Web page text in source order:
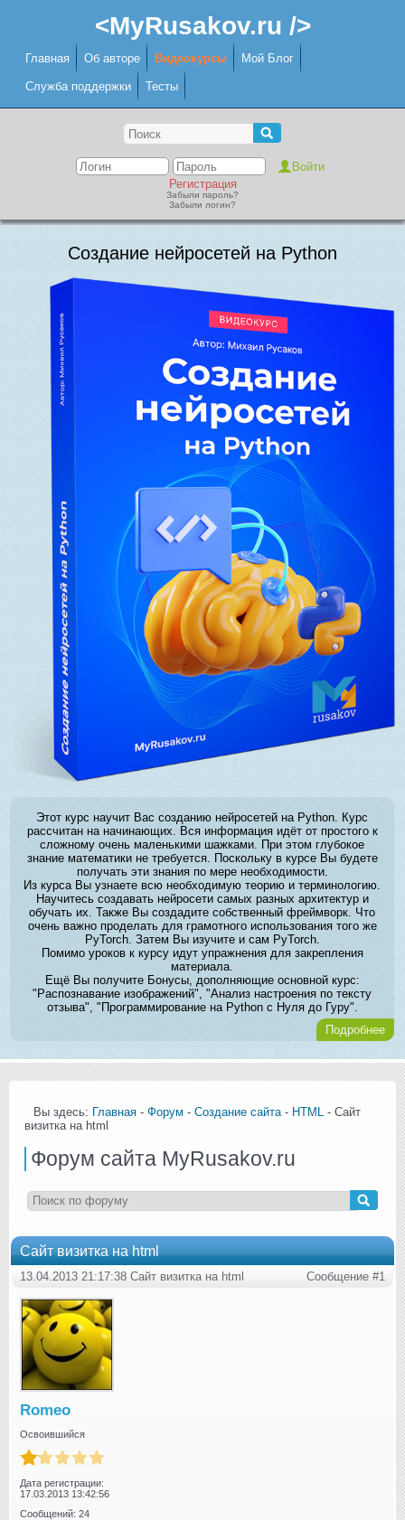
<MyRusakov.ru />
Главная Об авторе Видеокурсы Мой Блог
Служба поддержки Тесты
Регистрация
Забыли пароль?
Забыли логин?
Создание нейросетей на Python
Этот курс научит Вас созданию нейросетей на Python. Курс
рассчитан на начинающих. Вся информация идёт от простого к
сложному очень маленькими шажками. При этом глубокое
знание математики не требуется. Поскольку в курсе Вы будете
получать эти знания по мере необходимости.
Из курса Вы узнаете всю необходимую теорию и терминологию.
Научитесь создавать нейросети самых разных архитектур и
обучать их. Также Вы создадите собственный фреймворк. Что
очень важно проделать для грамотного использования того же
PyTorch. Затем Вы изучите и сам PyTorch.
Помимо уроков к курсу идут упражнения для закрепления
материала.
Ещё Вы получите Бонусы, дополняющие основной курс:
"Распознавание изображений", "Анализ настроения по тексту
отзыва", "Программирование на Python с Нуля до Гуру".
Подробнее
Вы здесь: Главная - Форум - Создание сайта- HTML - Сайт
визитка на html
Форум сайта MyRusakov.ru
Сайт визитка на html
13.04.2013 21:17:38 Сайт визитка на html Сообщение #1
Romeo
Освоившийся
Дата регистрации:
17.03.2013 13:42:56
Сообщений: 24